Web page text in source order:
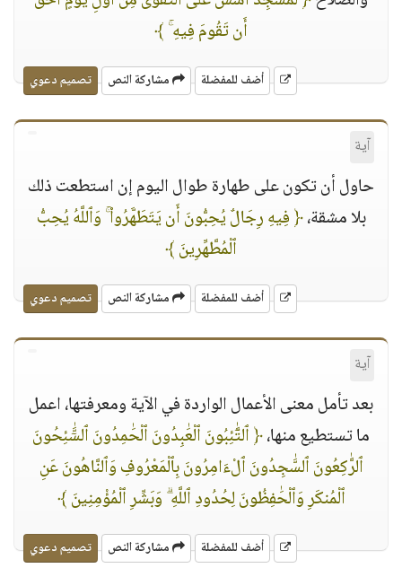
أَن تَقُومَ فِيهِ ۚ ﴾
أضف للمفضلة مشاركة النص تصميم دعوي
آية
حاول أن تكون على طهارة طوال اليوم إن استطعت ذلك
بلا مشقة،﴿ فِيهِ رِجَالٌ يُحِبُّونَ أَن يَتَطَهَّرُوا۟ ۚ وَٱللَّهُ يُحِبُّ
ٱلْمُطَّهِّرِينَ ﴾
أضف للمفضلة مشاركة النص تصميم دعوي
آية
بعد تأمل معنى الأعمال الواردة في الآية ومعرفتها، اعمل
ما تستطيع منها،﴿ ٱلتَّٰٓئِبُونَ ٱلْعَٰبِدُونَ ٱلْحَٰمِدُونَ ٱلسَّٰٓئِحُونَ
ٱلرَّٰكِعُونَ ٱلسَّٰجِدُونَ ٱلْءَامِرُونَ بِٱلْمَعْرُوفِ وَٱلنَّاهُونَ عَنِ
ٱلْمُنكَرِ وَٱلْحَٰفِظُونَ لِحُدُودِ ٱللَّهِ ۗ وَبَشِّرِ ٱلْمُؤْمِنِينَ ﴾
أضف للمفضلة مشاركة النص تصميم دعوي